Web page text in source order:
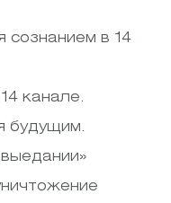
сознанием в 14
канале.
будущим.